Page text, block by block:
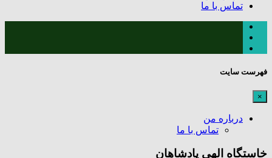
تماس با ما
فهرست سایت
×
درباره من
تماس با ما
خاستگاه الهی پادشاهان